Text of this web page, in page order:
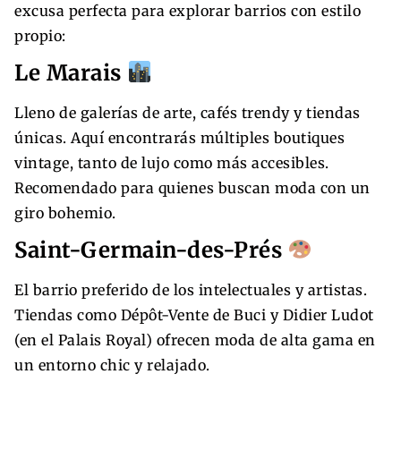
excusa perfecta para explorar barrios con estilo
propio:
Le Marais
Lleno de galerías de arte, cafés trendy y tiendas
únicas. Aquí encontrarás múltiples boutiques
vintage, tanto de lujo como más accesibles.
Recomendado para quienes buscan moda con un
giro bohemio.
Saint-Germain-des-Prés
El barrio preferido de los intelectuales y artistas.
Tiendas como Dépôt-Vente de Buci y Didier Ludot
(en el Palais Royal) ofrecen moda de alta gama en
un entorno chic y relajado.